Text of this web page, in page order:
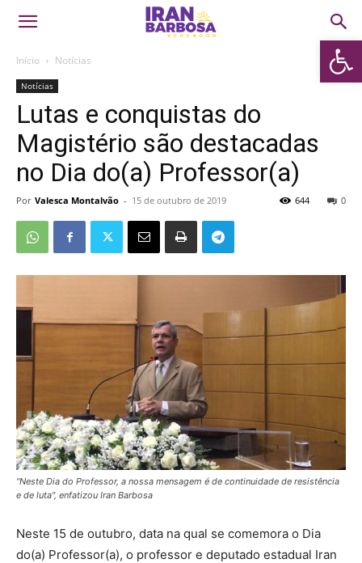
Abrir
Início Notícias
Notícias
Lutas e conquistas do
Magistério são destacadas
no Dia do(a) Professor(a)
Por Valesca Montalvão - 15 de outubro de 2019 0
644
"Neste Dia do Professor, a nossa mensagem é de continuidade de resistência
e de luta", enfatizou Iran Barbosa
Neste 15 de outubro, data na qual se comemora o Dia
do(a) Professor(a), o professor e deputado estadual Iran